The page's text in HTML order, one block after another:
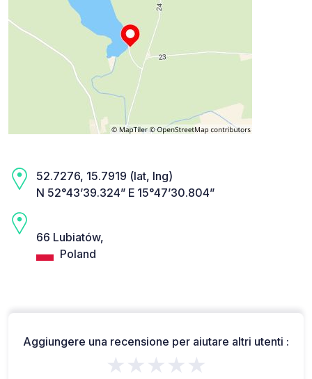
52.7276, 15.7919 (lat, lng)
N 52°43’39.324” E 15°47’30.804”
66 Lubiatów,
Poland
Aggiungere una recensione per aiutare altri utenti :
★★★★★